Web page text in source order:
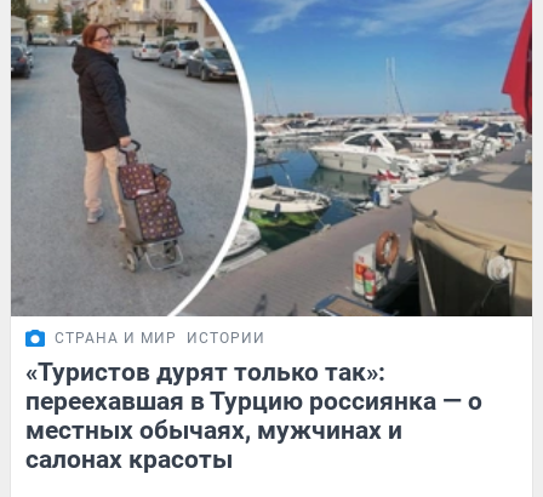
СТРАНА И МИР ИСТОРИИ
«Туристов дурят только так»:
переехавшая в Турцию россиянка — о
местных обычаях, мужчинах и
салонах красоты